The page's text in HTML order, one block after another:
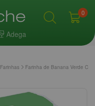
Adega
0
Farinhas Farinha de Banana Verde